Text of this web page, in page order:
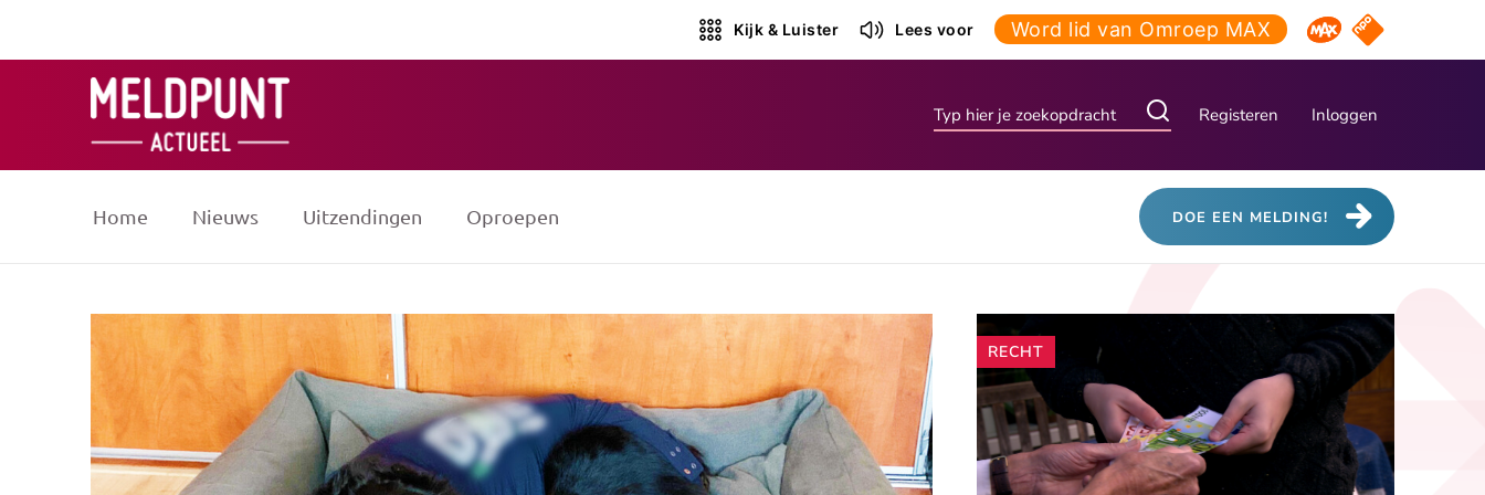
Kijk & Luister Lees voor Word lid van Omroep MAX Omroep MAX
NPO Start
Registeren Inloggen
Home Nieuws Uitzendingen Oproepen DOE EEN MELDING!
Andere
artikelen
RECHT